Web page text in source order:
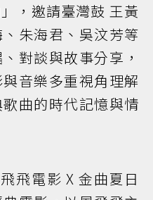
，邀請臺灣鼓 王黃
朱海君、吳汶芳等
對談與故事分享，
音樂多重視角理解
曲的時代記憶與情
飛電影 X 金曲夏日